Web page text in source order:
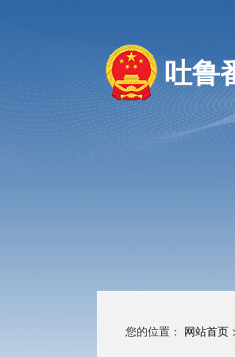
吐鲁
您的位置： 网站首页